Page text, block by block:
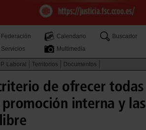
Federación Calendario
Buscador
Servicios Multimedia
P. Laboral Territorios Documentos
de ofrecer todas
interna y las